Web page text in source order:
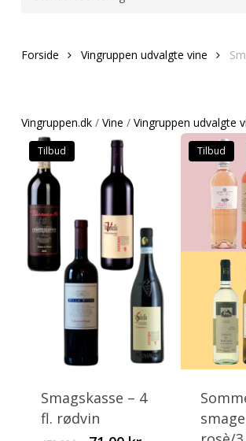
Forside Vingruppen udvalgte vine
Vingruppen.dk / Vine / Vingruppen udvalgte
Tilbud
Smagskasse – 4
fl. rødvin
Tilbud
product
multiple
variants.